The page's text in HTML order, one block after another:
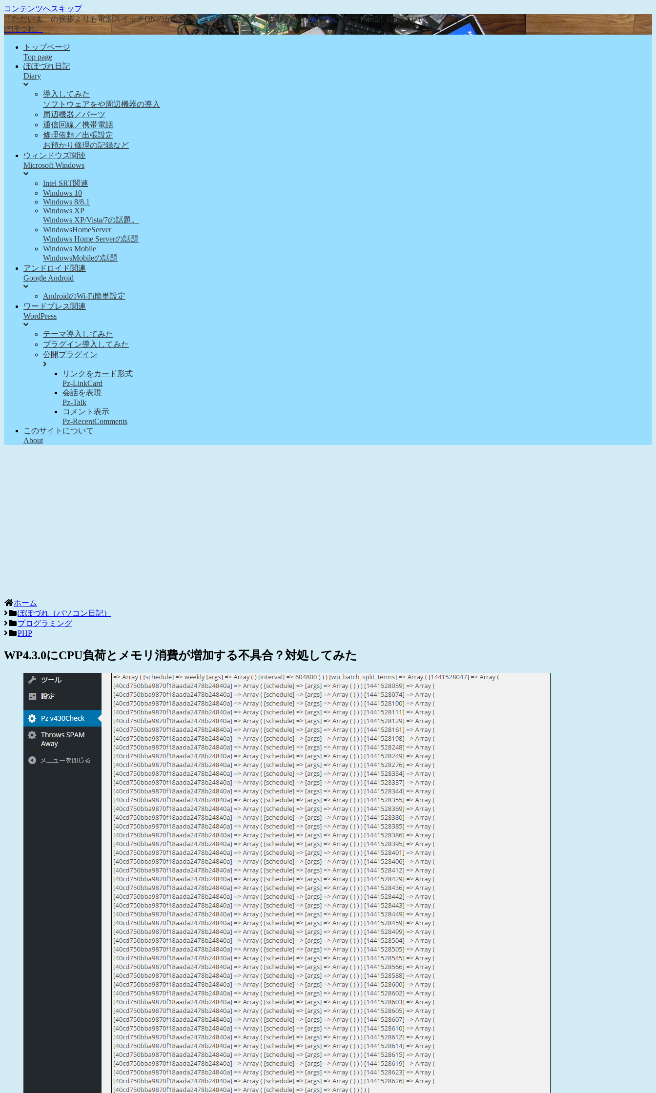
コンテンツへスキップ
「ただいま」の挨拶よりも電源スイッチONのが先な、そんな日常を綴る『ぽぽろんのパソコンつれづれ日記（ぽぽづれ）』へようこそ。
ぽぽづれ。
トップページ
Top page
ぽぽづれ日記
Diary
導入してみた
ソフトウェアをや周辺機器の導入
周辺機器／パーツ
通信回線／携帯電話
修理依頼／出張設定
お預かり修理の記録など
ウィンドウズ関連
Microsoft Windows
Intel SRT関連
Windows 10
Windows 8/8.1
Windows XP
Windows XP/Vista/7の話題。
WindowsHomeServer
Windows Home Serverの話題
Windows Mobile
WindowsMobileの話題
アンドロイド関連
Google Android
AndroidのWi-Fi簡単設定
ワードプレス関連
WordPress
テーマ導入してみた
プラグイン導入してみた
公開プラグイン
リンクをカード形式
Pz-LinkCard
会話を表現
Pz-Talk
コメント表示
Pz-RecentComments
このサイトについて
About
ホーム
ぽぽづれ（パソコン日記）
プログラミング
PHP
WP4.3.0にCPU負荷とメモリ消費が増加する不具合？対処してみた